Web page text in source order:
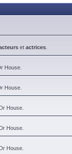
et actrices
House.
House.
House.
House.
House.